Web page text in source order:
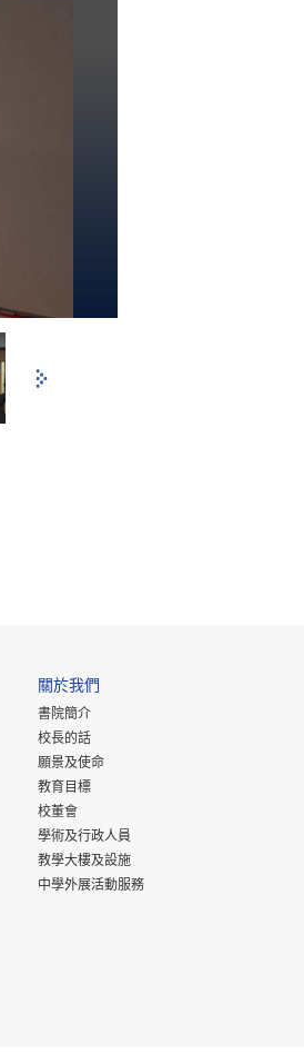
關於我們
書院簡介
校長的話
願景及使命
教育目標
校董會
學術及行政人員
教學大樓及設施
中學外展活動服務